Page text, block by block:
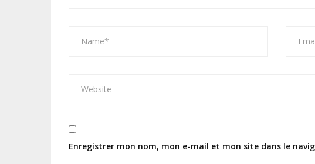
Enregistrer mon nom, mon e-mail et mon site dans le